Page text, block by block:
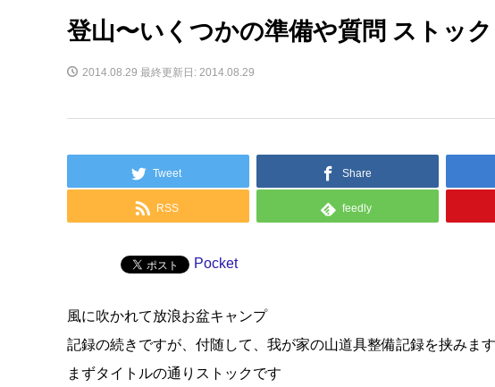
登山〜いくつかの準備や質問 ストッ
2014.08.29 最終更新日: 2014.08.29
Tweet Share
RSS feedly
Pocket
風に吹かれて放浪お盆キャンプ
記録の続きですが、付随して、我が家の山道具整備記録を挟みます
まずタイトルの通りストックです